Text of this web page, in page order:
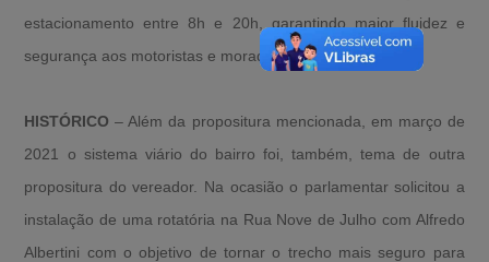
estacionamento entre 8h e 20h, garantindo maior fluidez e
segurança aos motoristas e moradores do bairro.
HISTÓRICO – Além da propositura mencionada, em março de
2021 o sistema viário do bairro foi, também, tema de outra
propositura do vereador. Na ocasião o parlamentar solicitou a
instalação de uma rotatória na Rua Nove de Julho com Alfredo
Albertini com o objetivo de tornar o trecho mais seguro para